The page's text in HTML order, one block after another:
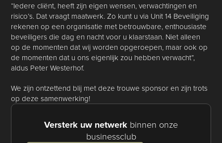
“Iedere cliënt, heeft zijn eigen wensen, verwachtingen en
risico’s. Dat vraagt maatwerk. Zo kunt u via Unit 14 Beveiliging
rekenen op een organisatie met betrouwbare, enthousiaste
beveiligers die dag en nacht voor u klaarstaan. Niet alleen
op de momenten dat wij worden opgeroepen, maar ook op
de momenten dat u ons eigenlijk zou hebben verwacht”,
aldus Peter Westerhof.
We zijn ontzettend blij met deze trouwe sponsor en zijn trots
op deze samenwerking!
Versterk uw netwerk binnen onze
businessclub